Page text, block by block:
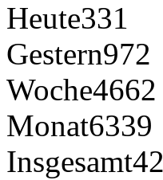
Heute331
Gestern972
Woche4662
Monat6339
Insgesamt